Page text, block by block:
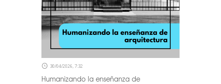
30/04/2026, 7:32
Humanizando la enseñanza de